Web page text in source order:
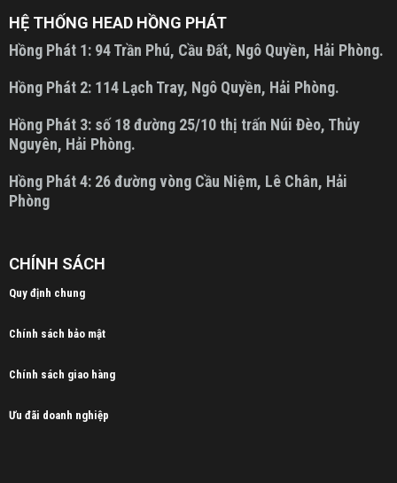
HỆ THỐNG HEAD HỒNG PHÁT
Hồng Phát 1: 94 Trần Phú, Cầu Đất, Ngô Quyền, Hải Phòng.
Hồng Phát 2: 114 Lạch Tray, Ngô Quyền, Hải Phòng.
Hồng Phát 3: số 18 đường 25/10 thị trấn Núi Đèo, Thủy
Nguyên, Hải Phòng.
Hồng Phát 4: 26 đường vòng Cầu Niệm, Lê Chân, Hải
Phòng
CHÍNH SÁCH
Quy định chung
Chính sách bảo mật
Chính sách giao hàng
Ưu đãi doanh nghiệp